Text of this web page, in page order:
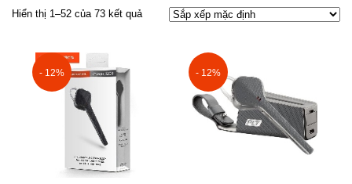
Hiển thị 1–52 của 73 kết quả
- 12% - 12%